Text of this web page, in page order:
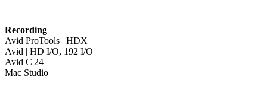
Recording
Avid ProTools | HDX
Avid | HD I/O, 192 I/O
Avid C|24
Mac Studio